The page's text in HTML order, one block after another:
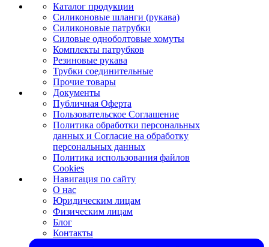
Каталог продукции
Силиконовые шланги (рукава)
Силиконовые патрубки
Силовые одноболтовые хомуты
Комплекты патрубков
Резиновые рукава
Трубки соединительные
Прочие товары
Документы
Публичная Оферта
Пользовательское Соглашение
Политика обработки персональных
данных и Согласие на обработку
персональных данных
Политика использования файлов
Cookies
Навигация по сайту
О нас
Юридическим лицам
Физическим лицам
Блог
Контакты